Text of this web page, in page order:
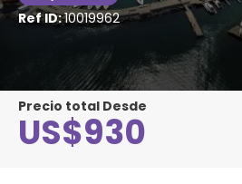
Ref ID:10019962
Precio total Desde
US$930